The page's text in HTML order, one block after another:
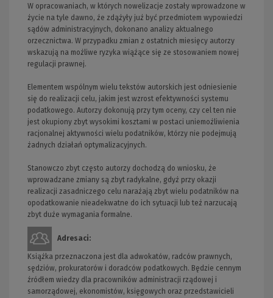
W opracowaniach, w których nowelizacje zostały wprowadzone w
życie na tyle dawno, że zdążyły już być przedmiotem wypowiedzi
sądów administracyjnych, dokonano analizy aktualnego
orzecznictwa. W przypadku zmian z ostatnich miesięcy autorzy
wskazują na możliwe ryzyka wiążące się ze stosowaniem nowej
regulacji prawnej.
Elementem wspólnym wielu tekstów autorskich jest odniesienie
się do realizacji celu, jakim jest wzrost efektywności systemu
podatkowego. Autorzy dokonują przy tym oceny, czy cel ten nie
jest okupiony zbyt wysokimi kosztami w postaci uniemożliwienia
racjonalnej aktywności wielu podatników, którzy nie podejmują
żadnych działań optymalizacyjnych.
Stanowczo zbyt często autorzy dochodzą do wniosku, że
wprowadzane zmiany są zbyt radykalne, gdyż przy okazji
realizacji zasadniczego celu narażają zbyt wielu podatników na
opodatkowanie nieadekwatne do ich sytuacji lub też narzucają
zbyt duże wymagania formalne.
Adresaci:
Książka przeznaczona jest dla adwokatów, radców prawnych,
sędziów, prokuratorów i doradców podatkowych. Będzie cennym
źródłem wiedzy dla pracowników administracji rządowej i
samorządowej, ekonomistów, księgowych oraz przedstawicieli